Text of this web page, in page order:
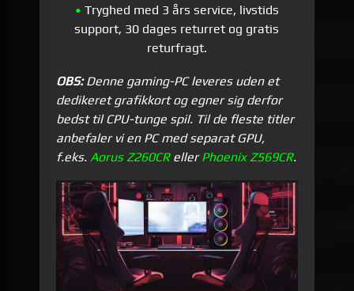
• Tryghed med 3 års service, livstids
support, 30 dages returret og gratis
returfragt.
OBS:Denne gaming-PC leveres uden et
dedikeret grafikkort og egner sig derfor
bedst til CPU-tunge spil. Til de fleste titler
anbefaler vi en PC med separat GPU,
f.eks.Aorus Z260CRellerPhoenix Z569CR.